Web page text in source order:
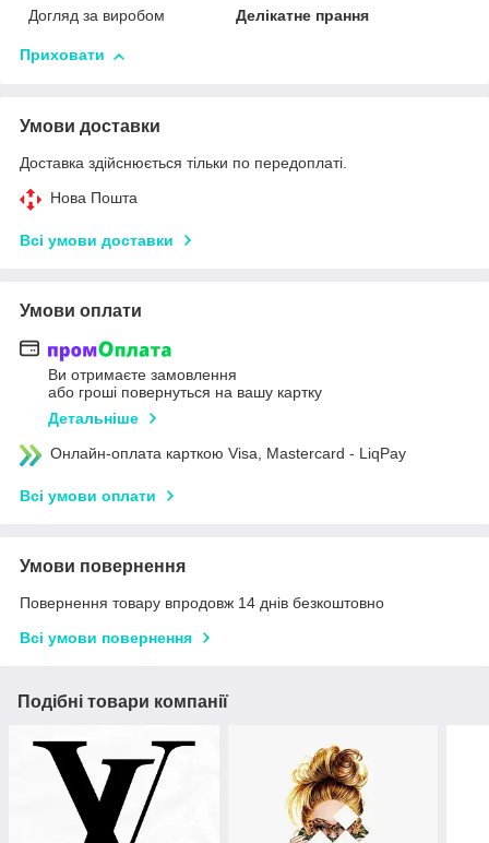
Догляд за виробом
Делікатне прання
Приховати
Умови доставки
Доставка здійснюється тільки по передоплаті.
Нова Пошта
Всі умови доставки
Умови оплати
Ви отримаєте замовлення
або гроші повернуться на вашу картку
Детальніше
Онлайн-оплата карткою Visa, Mastercard - LiqPay
Всі умови оплати
Умови повернення
Повернення товару впродовж 14 днів безкоштовно
Всі умови повернення
Подібні товари компанії